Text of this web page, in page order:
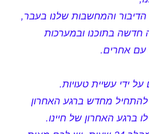
והמחשבות שלנו בעבר,
חדשה בתוכנו ובמערכות
עם אחרים.
על ידי עשיית טעויות.
להתחיל מחדש ברגע האחרון
ברגע האחרון של חיינו.